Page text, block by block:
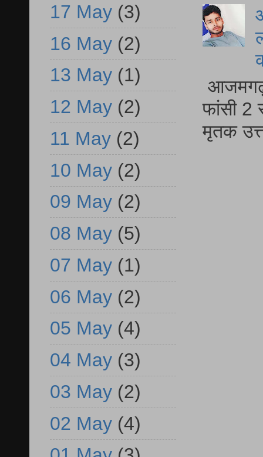
आजमगढ़
फांसी 2
मृतक
17 May (3)
16 May (2)
13 May (1)
12 May (2)
11 May (2)
10 May (2)
09 May (2)
08 May (5)
07 May (1)
06 May (2)
05 May (4)
04 May (3)
03 May (2)
02 May (4)